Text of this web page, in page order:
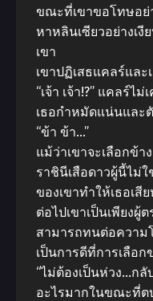
ขณะที่เขาขอโทษอย่
หาหลินเซียวอย่างเ
เขา
เขาปฏิเสธแคลร์แล
“เจ้า เจ้า!?” แคลร์ไ
เธอกําหมัดแน่นและ
“ข้า ข้า…”
แม้ว่าเขาจะเลือกข้า
ราชินีเสือดาวผู้นี้ไม่
ของเขาทําให้เธอเสี
ต่อไปเขาเป็นเพียงผู้
สามารถทนต่อความ
เป็นการดีที่การเลือก
“ไม่ต้องเป็นห่วง…ก
อะไรมากในขณะที่ต